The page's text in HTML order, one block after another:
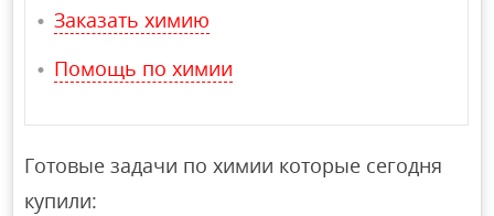
Заказать химию
Помощь по химии
Готовые задачи по химии которые сегодня
купили: